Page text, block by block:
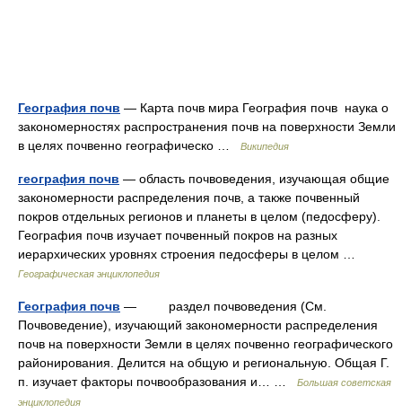
География почв — Карта почв мира География почв наука о
закономерностях распространения почв на поверхности Земли
в целях почвенно географическо …
Википедия
география почв — область почвоведения, изучающая общие
закономерности распределения почв, а также почвенный
покров отдельных регионов и планеты в целом (педосферу).
География почв изучает почвенный покров на разных
иерархических уровнях строения педосферы в целом …
Географическая энциклопедия
География почв — раздел почвоведения (См.
Почвоведение), изучающий закономерности распределения
почв на поверхности Земли в целях почвенно географического
районирования. Делится на общую и региональную. Общая Г.
п. изучает факторы почвообразования и… …
Большая советская
энциклопедия